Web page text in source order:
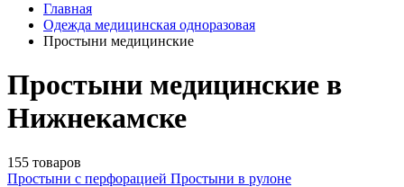
Главная
Одежда медицинская одноразовая
Простыни медицинские
Простыни медицинские в
Нижнекамске
155 товаров
Простыни с перфорацией Простыни в рулоне